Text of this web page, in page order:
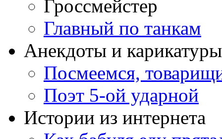
Гроссмейстер
Главный по танкам
Анекдоты и карикатуры
Посмеемся,
Поэт 5-ой ударной
Истории из интернета